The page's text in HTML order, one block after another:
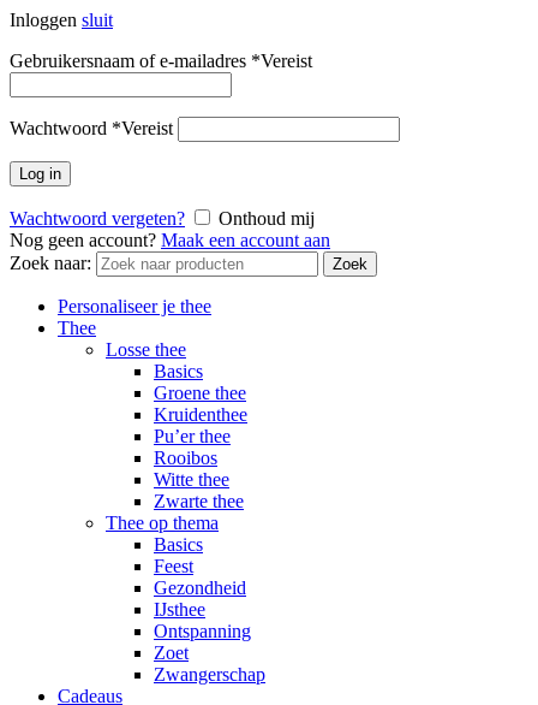
Inloggen sluit
Gebruikersnaam of e-mailadres *Vereist
Wachtwoord *Vereist
Log in
Wachtwoord vergeten?
Onthoud mij
Nog geen account? Maak een account aan
Zoek naar:
Zoek
Personaliseer je thee
Thee
Losse thee
Basics
Groene thee
Kruidenthee
Pu’er thee
Rooibos
Witte thee
Zwarte thee
Thee op thema
Basics
Feest
Gezondheid
IJsthee
Ontspanning
Zoet
Zwangerschap
Cadeaus